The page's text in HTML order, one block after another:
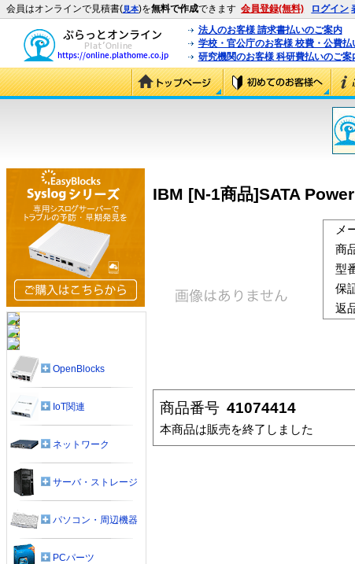
会員はオンラインで見積書(見本)を無料で作成できます 会員登録(無料) ログイン
法人のお客様 請求書払いのご案内
学校・官公庁のお客様 校費・公費払
研究機関のお客様 科研費払いのご案
IBM [N-1商品]SATA
メ
商
型
保
返
商品番号 41074414
本商品は販売を終了しました
OpenBlocks
IoT関連
ネットワーク
サーバ・ストレージ
パソコン・周辺機器
PCパーツ